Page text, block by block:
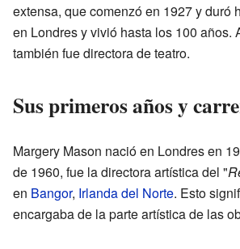
extensa, que comenzó en 1927 y duró
en Londres y vivió hasta los 100 años.
también fue directora de teatro.
Sus primeros años y
Margery Mason nació en Londres en
de 1960, fue la directora artística del "
en Bangor, Irlanda del Norte. Esto
encargaba de la parte artística de las